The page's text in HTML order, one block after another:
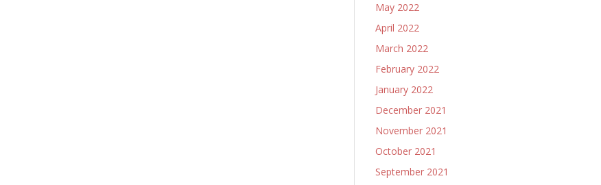
May 2022
April 2022
March 2022
February 2022
January 2022
December 2021
November 2021
October 2021
September 2021